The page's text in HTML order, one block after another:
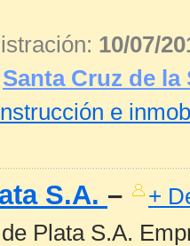
10/07/
Santa Cruz de la
e
S.A. – +
Plata S.A.